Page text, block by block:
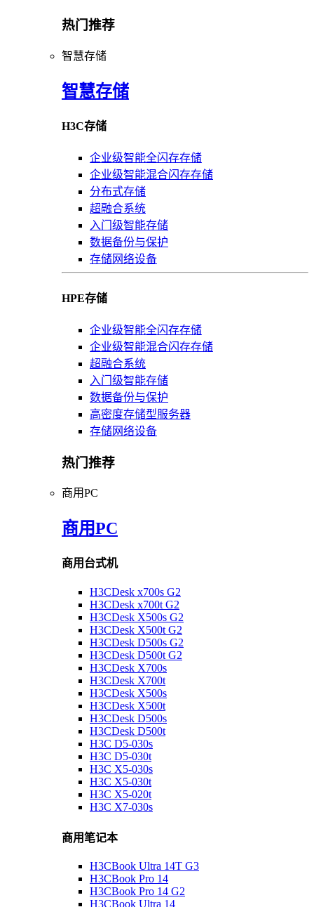
热门推荐
智慧存储
智慧存储
H3C存储
企业级智能全闪存存储
企业级智能混合闪存存储
分布式存储
超融合系统
入门级智能存储
数据备份与保护
存储网络设备
HPE存储
企业级智能全闪存存储
企业级智能混合闪存存储
超融合系统
入门级智能存储
数据备份与保护
高密度存储型服务器
存储网络设备
热门推荐
商用PC
商用PC
商用台式机
H3CDesk x700s G2
H3CDesk x700t G2
H3CDesk X500s G2
H3CDesk X500t G2
H3CDesk D500s G2
H3CDesk D500t G2
H3CDesk X700s
H3CDesk X700t
H3CDesk X500s
H3CDesk X500t
H3CDesk D500s
H3CDesk D500t
H3C D5-030s
H3C D5-030t
H3C X5-030s
H3C X5-030t
H3C X5-020t
H3C X7-030s
商用笔记本
H3CBook Ultra 14T G3
H3CBook Pro 14
H3CBook Pro 14 G2
H3CBook Ultra 14